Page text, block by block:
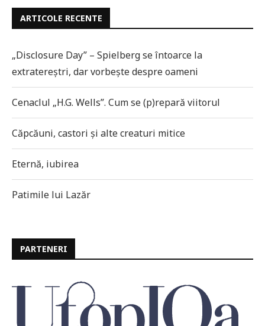
ARTICOLE RECENTE
„Disclosure Day” – Spielberg se întoarce la
extratereștri, dar vorbește despre oameni
Cenaclul „H.G. Wells”. Cum se (p)repară viitorul
Căpcăuni, castori și alte creaturi mitice
Eternă, iubirea
Patimile lui Lazăr
PARTENERI